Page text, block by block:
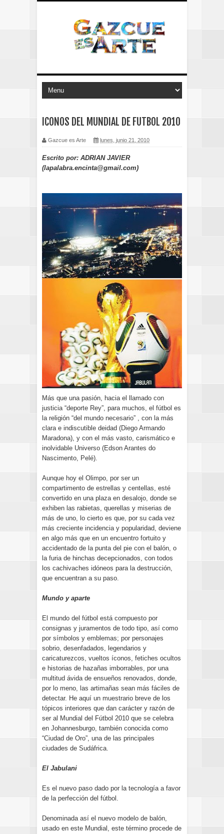
ICONOS DEL MUNDIAL DE FUTBOL 2010
Gazcue es Arte lunes, junio 21, 2010
Escrito por: ADRIAN JAVIER
(lapalabra.encinta@gmail.com)
Más que una pasión, hacia el llamado con
justicia “deporte Rey”, para muchos, el fútbol es
la religión “del mundo necesario” , con la más
clara e indiscutible deidad (Diego Armando
Maradona), y con el más vasto, carismático e
inolvidable Universo (Edson Arantes do
Nascimento, Pelé).
Aunque hoy el Olimpo, por ser un
compartimento de estrellas y centellas, esté
convertido en una plaza en desalojo, donde se
exhiben las rabietas, querellas y miserias de
más de uno, lo cierto es que, por su cada vez
más creciente incidencia y popularidad, deviene
en algo más que en un encuentro fortuito y
accidentado de la punta del pie con el balón, o
la furia de hinchas decepcionados, con todos
los cachivaches idóneos para la destrucción,
que encuentran a su paso.
Mundo y aparte
El mundo del fútbol está compuesto por
consignas y juramentos de todo tipo, así como
por símbolos y emblemas; por personajes
sobrio, desenfadados, legendarios y
caricaturezcos, vueltos íconos, fetiches ocultos
e historias de hazañas imborrables, por una
multitud ávida de ensueños renovados, donde,
por lo meno, las artimañas sean más fáciles de
detectar. He aquí un muestrario breve de los
tópicos interiores que dan carácter y razón de
ser al Mundial del Fútbol 2010 que se celebra
en Johannesburgo, también conocida como
“Ciudad de Oro”, una de las principales
ciudades de Sudáfrica.
El Jabulani
Es el nuevo paso dado por la tecnología a favor
de la perfección del fútbol.
Denominada así el nuevo modelo de balón,
usado en este Mundial, este término procede de